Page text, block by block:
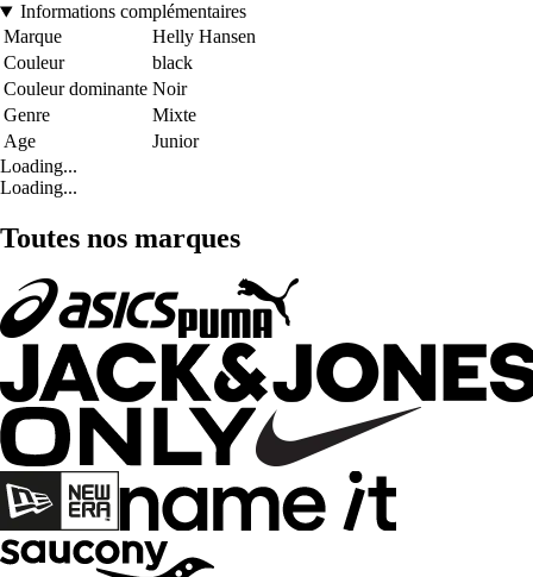
Informations complémentaires
Marque
Helly Hansen
Couleur
black
Couleur dominante Noir
Genre
Mixte
Age
Junior
Loading...
Loading...
Toutes nos marques